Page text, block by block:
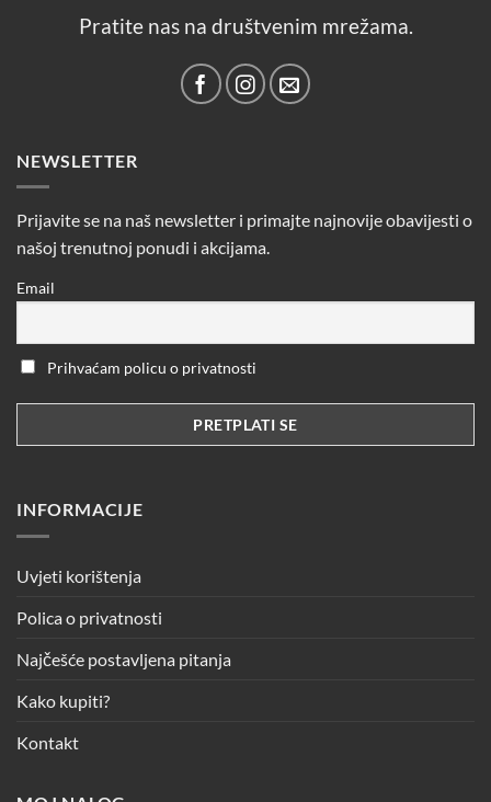
na
proizvoda
Pratite nas na društvenim mrežama.
NEWSLETTER
Prijavite se na naš newsletter i primajte najnovije obavijesti o
našoj trenutnoj ponudi i akcijama.
Email
Prihvaćam policu o privatnosti
INFORMACIJE
Uvjeti korištenja
Polica o privatnosti
Najčešće postavljena pitanja
Kako kupiti?
Kontakt